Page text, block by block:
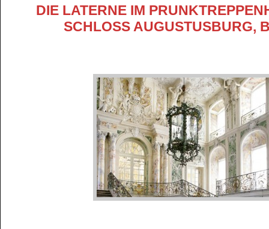
DIE LATERNE IM
SCHLOSS AUGUSTUSBURG,